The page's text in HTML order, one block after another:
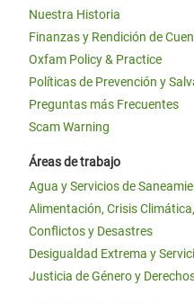
Nuestra Historia
Finanzas y Rendición de
Oxfam Policy & Practice
Políticas de Prevención y
Preguntas más Frecuentes
Scam Warning
Áreas de trabajo
Agua y Servicios de
Alimentación, Crisis
Conflictos y Desastres
Desigualdad Extrema y
Justicia de Género y